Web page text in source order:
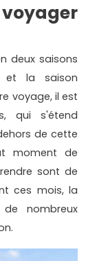
deux saisons
et la saison
voyage, il est
qui s'étend
de cette
moment de
sont de
ces mois, la
nombreux